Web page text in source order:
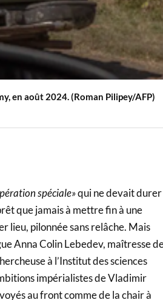
en août 2024. (Roman Pilipey/AFP)
spéciale»qui ne devait durer
que jamais à mettre fin à une
lieu, pilonnée sans relâche. Mais
Anna Colin Lebedev, maîtresse
à l’Institut des sciences
impérialistes de Vladimir
au front comme de la chair à